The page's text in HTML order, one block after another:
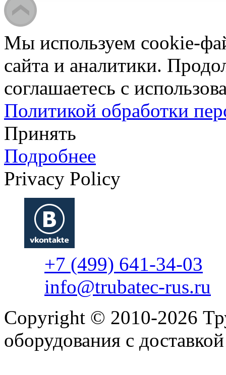
Мы используем cookie-
сайта и аналитики.
соглашаетесь с
Политикой обработки
Принять
Подробнее
Privacy Policy
+7 (499) 641-34-03
info@trubatec-rus.ru
Copyright © 2010-2026
оборудования с